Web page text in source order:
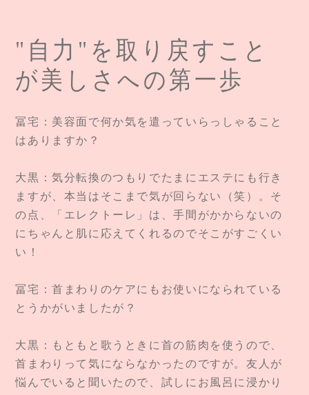
"自力"を取り戻すこと
が美しさへの第一歩
冨宅：美容面で何か気を遣っていらっしゃること
はありますか？
大黒：気分転換のつもりでたまにエステにも行き
ますが、本当はそこまで気が回らない（笑）。そ
の点、「エレクトーレ」は、手間がかからないの
にちゃんと肌に応えてくれるのでそこがすごくい
い！
冨宅：首まわりのケアにもお使いになられている
とうかがいましたが？
大黒：もともと歌うときに首の筋肉を使うので、
首まわりって気にならなかったのですが。友人が
悩んでいると聞いたので、試しにお風呂に浸かり